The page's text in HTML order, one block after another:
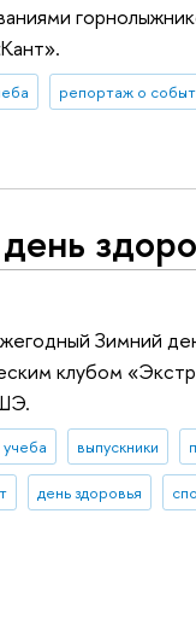
репортаж о
Зимний
клубом
учеба выпускники
день здоровья